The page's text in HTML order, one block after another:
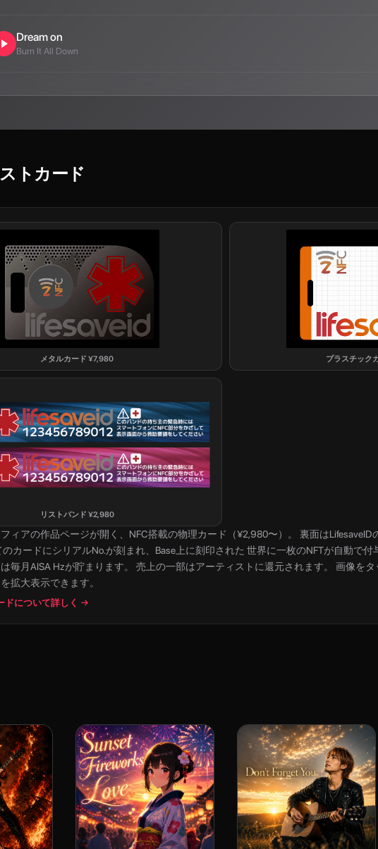
Dream on
Burn It All Down
トカード
メタルカード ¥7,980 プラスチック
リストバンド ¥2,980
ィアの作品ページが開く、NFC搭載の物理カード（¥2,980〜）。 裏面はLifesaveID
カードにシリアルNo.が刻まれ、Base上に刻印された 世界に一枚のNFTが自動で付
毎月AISA Hzが貯まります。 売上の一部はアーティストに還元されます。 画像をタ
拡大表示できます。
ドについて詳しく →